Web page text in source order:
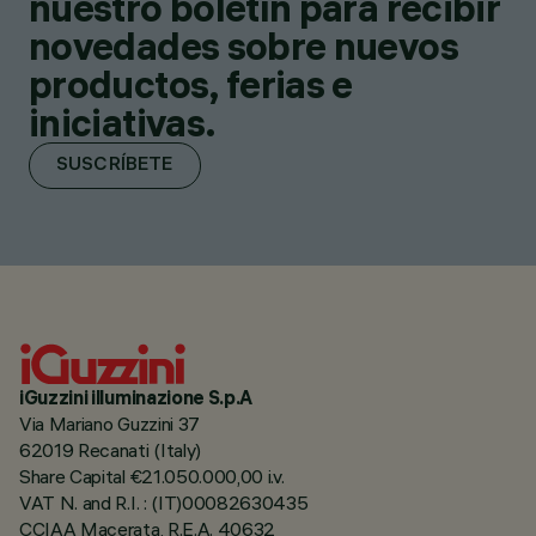
novedades sobre nuevos
productos, ferias e
iniciativas.
SUSCRÍBETE
iGuzzini illuminazione S.p.A
Via Mariano Guzzini 37
62019 Recanati (Italy)
Share Capital €21.050.000,00 i.v.
VAT N. and R.I. : (IT)00082630435
CCIAA Macerata, R.E.A. 40632